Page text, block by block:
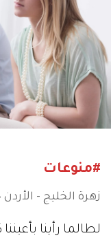
#منوعات
زهرة الخليج - الأردن
لطالما رأينا